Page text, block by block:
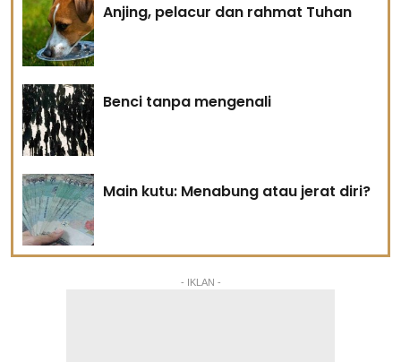
Anjing, pelacur dan rahmat Tuhan
Benci tanpa mengenali
Main kutu: Menabung atau jerat diri?
- IKLAN -